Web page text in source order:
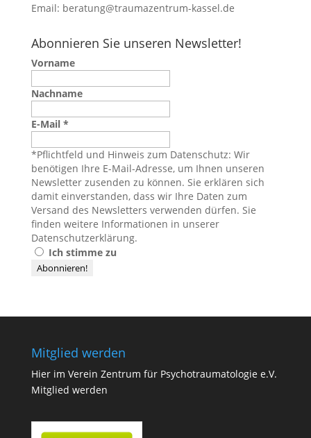
Email: beratung@traumazentrum-kassel.de
Abonnieren Sie unseren Newsletter!
Vorname
Nachname
E-Mail *
*Pflichtfeld und Hinweis zum Datenschutz: Wir
benötigen Ihre E-Mail-Adresse, um Ihnen unseren
Newsletter zusenden zu können. Sie erklären sich
damit einverstanden, dass wir Ihre Daten zum
Versand des Newsletters verwenden dürfen. Sie
finden weitere Informationen in unserer
Datenschutzerklärung.
Ich stimme zu
Mitglied werden
Hier im Verein Zentrum für Psychotraumatologie e.V.
Mitglied werden